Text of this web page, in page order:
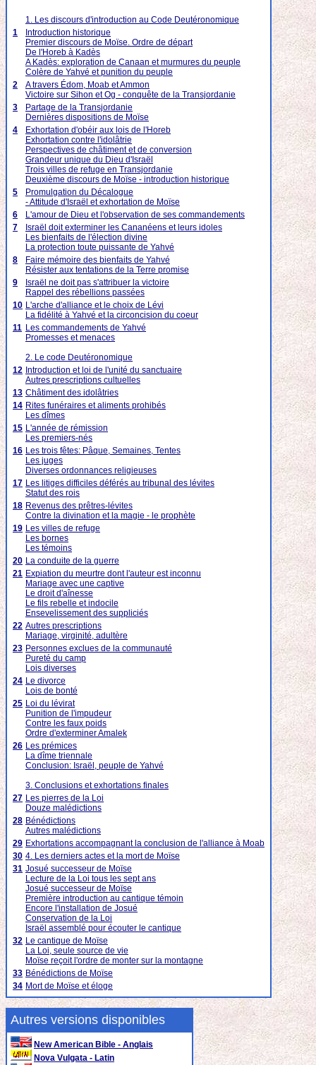
1. Les discours d'introduction au Code Deutéronomique
1
Introduction historique
Premier discours de Moïse. Ordre de départ
De l'Horeb à Kadès
A Kadès: exploration de Canaan et murmures du peuple
Colère de Yahvé et punition du peuple
2
A travers Édom, Moab et Ammon
Victoire sur Sihon et Og - conquête de la Transjordanie
3
Partage de la Transjordanie
Dernières dispositions de Moïse
4
Exhortation d'obéir aux lois de l'Horeb
Exhortation contre l'idolâtrie
Perspectives de châtiment et de conversion
Grandeur unique du Dieu d'Israël
Trois villes de refuge en Transjordanie
Deuxième discours de Moïse - introduction historique
5
Promulgation du Décalogue
- Attitude d'Israël et exhortation de Moïse
6
L'amour de Dieu et l'observation de ses commandements
7
Israël doit exterminer les Cananéens et leurs idoles
Les bienfaits de l'élection divine
La protection toute puissante de Yahvé
8
Faire mémoire des bienfaits de Yahvé
Résister aux tentations de la Terre promise
9
Israël ne doit pas s'attribuer la victoire
Rappel des rébellions passées
10 L'arche d'alliance et le choix de Lévi
La fidélité à Yahvé et la circoncision du coeur
11 Les commandements de Yahvé
Promesses et menaces
2. Le code Deutéronomique
12 Introduction et loi de l'unité du sanctuaire
Autres prescriptions cultuelles
13 Châtiment des idolâtries
14 Rites funéraires et aliments prohibés
Les dîmes
15 L'année de rémission
Les premiers-nés
16 Les trois fêtes: Pâque, Semaines, Tentes
Les juges
Diverses ordonnances religieuses
17 Les litiges difficiles déférés au tribunal des lévites
Statut des rois
18 Revenus des prêtres-lévites
Contre la divination et la magie - le prophète
19 Les villes de refuge
Les bornes
Les témoins
20 La conduite de la guerre
21 Expiation du meurtre dont l'auteur est inconnu
Mariage avec une captive
Le droit d'aînesse
Le fils rebelle et indocile
Ensevelissement des suppliciés
22 Autres prescriptions
Mariage, virginité, adultère
23 Personnes exclues de la communauté
Pureté du camp
Lois diverses
24 Le divorce
Lois de bonté
25 Loi du lévirat
Punition de l'impudeur
Contre les faux poids
Ordre d'exterminer Amalek
26 Les prémices
La dîme triennale
Conclusion: Israël, peuple de Yahvé
3. Conclusions et exhortations finales
27 Les pierres de la Loi
Douze malédictions
28 Bénédictions
Autres malédictions
29 Exhortations accompagnant la conclusion de l'alliance à Moab
30 4. Les derniers actes et la mort de Moïse
31 Josué successeur de Moïse
Lecture de la Loi tous les sept ans
Josué successeur de Moïse
Première introduction au cantique témoin
Encore l'installation de Josué
Conservation de la Loi
Israël assemblé pour écouter le cantique
32 Le cantique de Moïse
La Loi, seule source de vie
Moïse reçoit l'ordre de monter sur la montagne
33 Bénédictions de Moïse
34 Mort de Moïse et éloge
Autres versions disponibles
New American Bible - Anglais
Nova Vulgata - Latin